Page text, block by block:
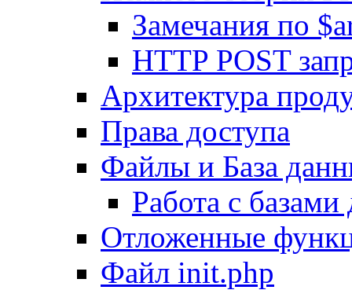
Замечания по
HTTP POST
Архитектура
Права доступа
Файлы и База
Работа с
Отложенные
Файл init.php